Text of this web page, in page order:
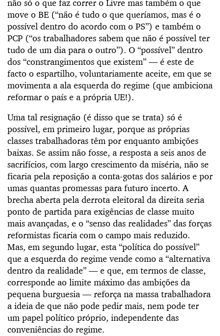
não só o que faz correr o Livre mas também o que
move o BE (“não é tudo o que queríamos, mas é o
possível dentro do acordo com o PS”) e também o
PCP (“os trabalhadores sabem que não é possível ter
tudo de um dia para o outro”). O “possível” dentro
dos “constrangimentos que existem” — é este de
facto o espartilho, voluntariamente aceite, em que se
movimenta a ala esquerda do regime (que ambiciona
reformar o país e a própria UE!).
Uma tal resignação (é disso que se trata) só é
possível, em primeiro lugar, porque as próprias
classes trabalhadoras têm por enquanto ambições
baixas. Se assim não fosse, a resposta a seis anos de
sacrifícios, com largo crescimento da miséria, não se
ficaria pela reposição a conta-gotas dos salários e por
umas quantas promessas para futuro incerto. A
brecha aberta pela derrota eleitoral da direita seria
ponto de partida para exigências de classe muito
mais avançadas, e o “senso das realidades” das forças
reformistas ficaria com o campo mais reduzido.
Mas, em segundo lugar, esta “política do possível”
que a esquerda do regime vende como a “alternativa
dentro da realidade” — e que, em termos de classe,
corresponde ao limite máximo das ambições da
pequena burguesia — reforça na massa trabalhadora
a ideia de que não pode pedir mais, nem pode ter
um papel político próprio, independente das
conveniências do regime.